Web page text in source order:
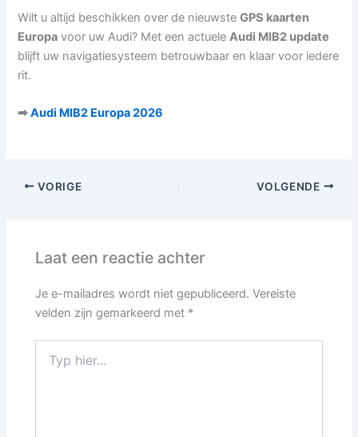
Wilt u altijd beschikken over de nieuwsteGPS kaarten
Europa voor uw Audi? Met een actueleAudi MIB2 update
blijft uw navigatiesysteem betrouwbaar en klaar voor iedere
rit.
➡Audi MIB2 Europa 2026
VORIGE VOLGENDE
Laat een reactie achter
Je e-mailadres wordt niet gepubliceerd. Vereiste
velden zijn gemarkeerd met *
hier...